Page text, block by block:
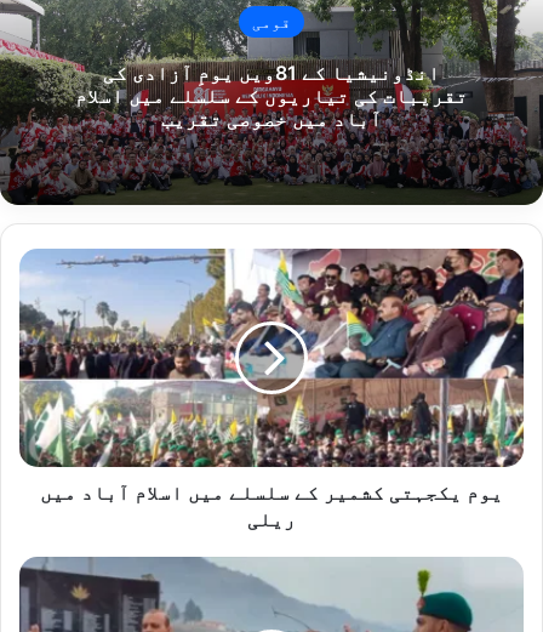
قومی
انڈونیشیا کے 81ویں یومِ آزادی کی
تقریبات کی تیاریوں کے سلسلے میں اسلام
آباد میں خصوصی تقریب
یوم
یکجہتی
کشمیر
کے
سلسلے
میں
اسلام
آباد
میں
یوم یکجہتی کشمیر کے سلسلے میں اسلام آباد میں
ریلی
کشمیری